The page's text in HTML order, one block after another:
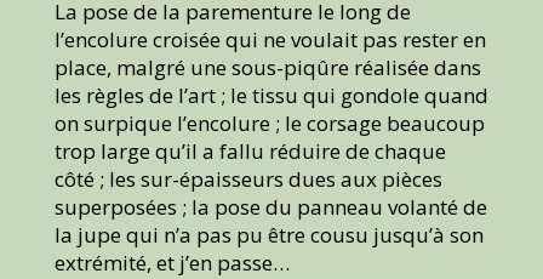
La pose de la parementure le long de
l’encolure croisée qui ne voulait pas rester en
place, malgré une sous-piqûre réalisée dans
les règles de l’art ; le tissu qui gondole quand
on surpique l’encolure ; le corsage beaucoup
trop large qu’il a fallu réduire de chaque
côté ; les sur-épaisseurs dues aux pièces
superposées ; la pose du panneau volanté de
la jupe qui n’a pas pu être cousu jusqu’à son
extrémité, et j’en passe…